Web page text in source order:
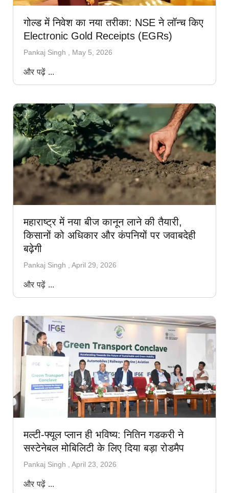
गोल्ड में निवेश का नया तरीका: NSE ने लॉन्च किए
Electronic Gold Receipts (EGRs)
Pankaj Singh May 5, 2026
और पढ़ें ...
महाराष्ट्र में नया बीज कानून लाने की तैयारी,
किसानों को अधिकार और कंपनियों पर जवाबदेही
बढ़ेगी
Pankaj Singh April 29, 2026
और पढ़ें ...
मल्टी-फ्यूल प्लान ही भविष्य: नितिन गडकरी ने
सस्टेनेबल मोबिलिटी के लिए दिया बड़ा रोडमैप
Pankaj Singh April 23, 2026
और पढ़ें ...